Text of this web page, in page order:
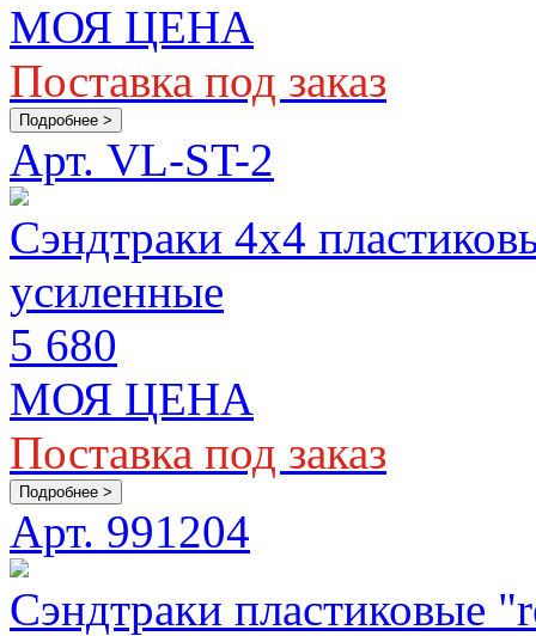
МОЯ ЦЕНА
Поставка под заказ
Подробнее >
Арт. VL-ST-2
Сэндтраки 4x4
усиленные
5 680
МОЯ ЦЕНА
Поставка под заказ
Подробнее >
Арт. 991204
Сэндтраки пластиковые